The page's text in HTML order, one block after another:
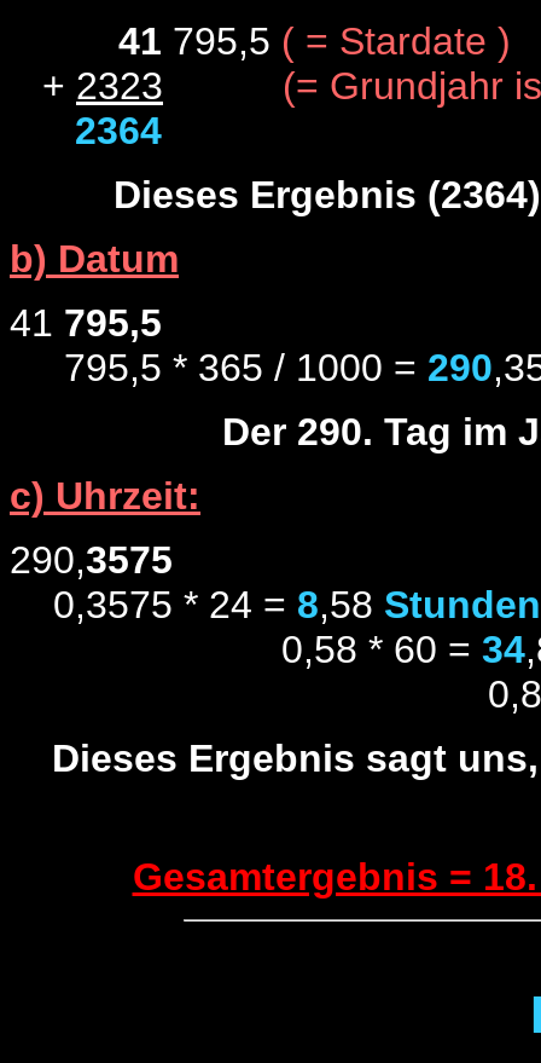
41 795,5 ( = Stardate )
+ 2323
(= Grundjahr
2364
Dieses Ergebnis
b) Datum
41 795,5
795,5 * 365 / 1000 = 290
Der 290. Tag im
c) Uhrzeit:
290,3575
0,3575 * 24 = 8,58 Stunden
0,58 * 60 = 34
0,8 *
Dieses Ergebnis sagt
Gesamtergebnis =